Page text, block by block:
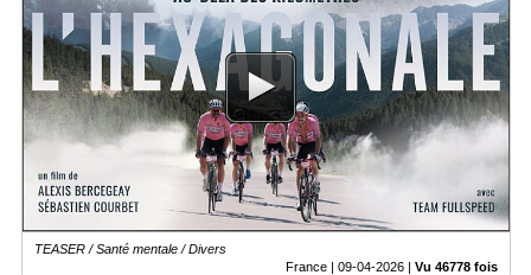
TEASER / Santé mentale / Divers
France | 09-04-2026 | Vu 46778 fois